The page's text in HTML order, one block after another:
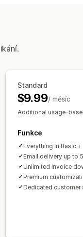
Standard
$9.99/ měsíc
Additional usage-
Funkce
Everything in Basic +
Email delivery up to
Unlimited invoice
Premium
Dedicated customer